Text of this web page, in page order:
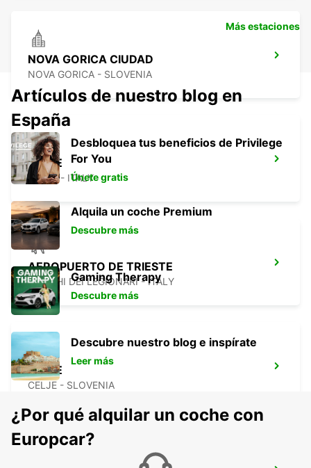
NOVA GORICA CIUDAD
NOVA GORICA - SLOVENIA
UDINE
UDINE - ITALY
AEROPUERTO DE TRIESTE
RONCHI DEI LEGIONARI - ITALY
CELJE
CELJE - SLOVENIA
Más estaciones
Artículos de nuestro blog en
España
Desbloquea tus beneficios de Privilege
For You
Únete gratis
Alquila un coche Premium
Descubre más
Gaming Therapy
Descubre más
Descubre nuestro blog e inspírate
Leer más
¿Por qué alquilar un coche con
Europcar?